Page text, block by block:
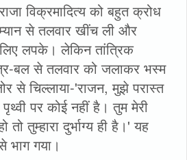
विक्रमादित्य को बहुत क्रोध
से तलवार खींच ली और
लपके। लेकिन तांत्रिक
बल से तलवार को जलाकर भस्म
से चिल्लाया-'राजन, मुझे परास्त
पर कोई नहीं है। तुम मेरी
तुम्हारा दुर्भाग्य ही है।' यह
भाग गया।